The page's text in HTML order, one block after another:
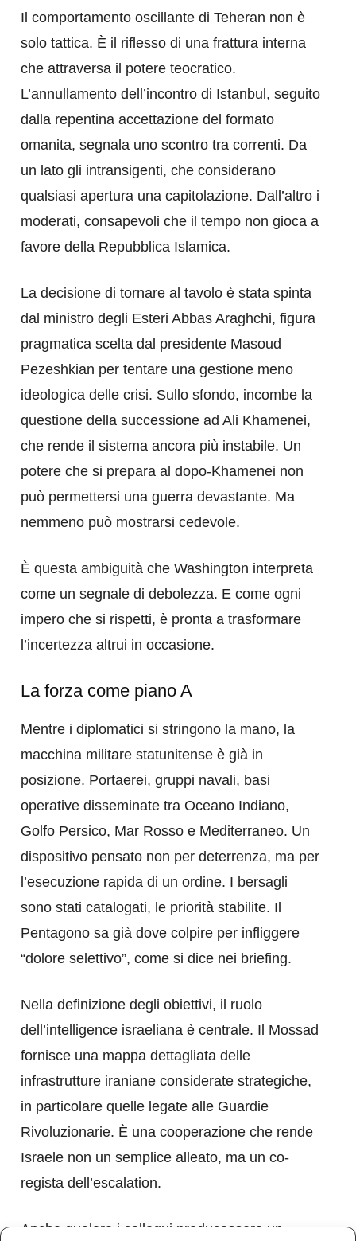
Il comportamento oscillante di Teheran non è
solo tattica. È il riflesso di una frattura interna
che attraversa il potere teocratico.
L’annullamento dell’incontro di Istanbul, seguito
dalla repentina accettazione del formato
omanita, segnala uno scontro tra correnti. Da
un lato gli intransigenti, che considerano
qualsiasi apertura una capitolazione. Dall’altro i
moderati, consapevoli che il tempo non gioca a
favore della Repubblica Islamica.
La decisione di tornare al tavolo è stata spinta
dal ministro degli Esteri Abbas Araghchi, figura
pragmatica scelta dal presidente Masoud
Pezeshkian per tentare una gestione meno
ideologica delle crisi. Sullo sfondo, incombe la
questione della successione ad Ali Khamenei,
che rende il sistema ancora più instabile. Un
potere che si prepara al dopo-Khamenei non
può permettersi una guerra devastante. Ma
nemmeno può mostrarsi cedevole.
È questa ambiguità che Washington interpreta
come un segnale di debolezza. E come ogni
impero che si rispetti, è pronta a trasformare
l’incertezza altrui in occasione.
La forza come piano A
Mentre i diplomatici si stringono la mano, la
macchina militare statunitense è già in
posizione. Portaerei, gruppi navali, basi
operative disseminate tra Oceano Indiano,
Golfo Persico, Mar Rosso e Mediterraneo. Un
dispositivo pensato non per deterrenza, ma per
l’esecuzione rapida di un ordine. I bersagli
sono stati catalogati, le priorità stabilite. Il
Pentagono sa già dove colpire per infliggere
“dolore selettivo”, come si dice nei briefing.
Nella definizione degli obiettivi, il ruolo
dell’intelligence israeliana è centrale. Il Mossad
fornisce una mappa dettagliata delle
infrastrutture iraniane considerate strategiche,
in particolare quelle legate alle Guardie
Rivoluzionarie. È una cooperazione che rende
Israele non un semplice alleato, ma un co-
regista dell’escalation.
Anche qualora i colloqui producessero un